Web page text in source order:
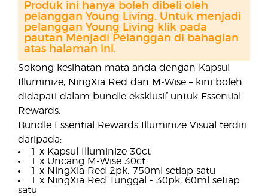
Sokong kesihatan mata anda dengan Kapsul
Illuminize, NingXia Red dan M-Wise – kini boleh
didapati dalam bundle eksklusif untuk Essential
Rewards.
Bundle Essential Rewards Illuminize Visual terdiri
daripada:
1 x Kapsul Illuminize 30ct
1 x Uncang M-Wise 30ct
1 x NingXia Red 2pk, 750ml setiap satu
1 x NingXia Red Tunggal - 30pk, 60ml setiap
satu
Produk ini hanya boleh dibeli oleh
pelanggan Young Living. Untuk menjadi
pelanggan Young Living klik pada
pautan Menjadi Pelanggan di bahagian
atas halaman ini.